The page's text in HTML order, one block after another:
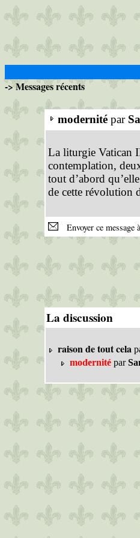
-> Messages récents
modernité par
La liturgie Vatican
contemplation,
tout d’abord
de cette révolution
Envoyer ce message
La discussion
raison de tout cela
modernité par